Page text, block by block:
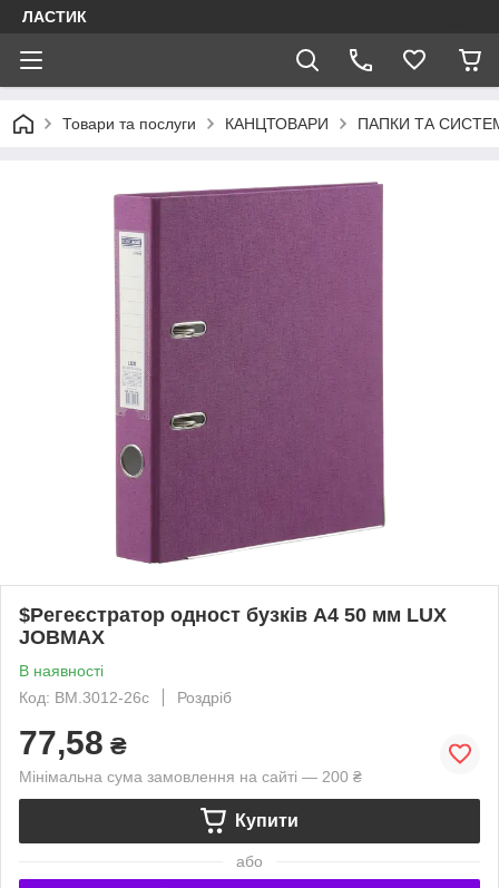
ЛАСТИК
Товари та послуги КАНЦТОВАРИ ПАПКИ ТА
$Регеєстратор одност бузків А4 50 мм LUX
JOBMAX
В наявності
Код: BM.3012-26c
Роздріб
77,58 ₴
Мінімальна сума замовлення на сайті — 200 ₴
Купити
або